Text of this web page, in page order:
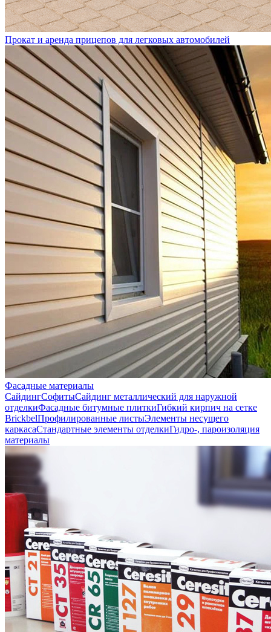
Прокат и аренда прицепов для легковых автомобилей
Фасадные материалы
СайдингСофитыСайдинг металлический для наружной
отделкиФасадные битумные плиткиГибкий кирпич на сетке
BrickbelПрофилированные листыЭлементы несущего
каркасаСтандартные элементы отделкиГидро-, пароизоляция
материалы